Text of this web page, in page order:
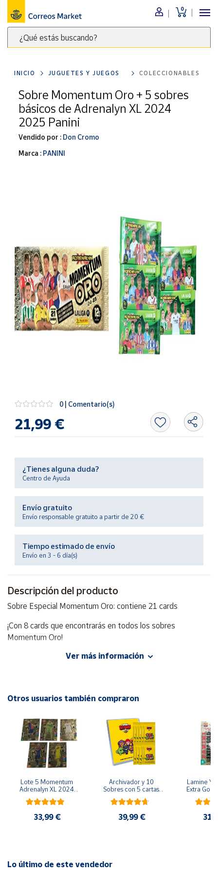
0
¿Qué estás buscando?
clave
para
buscar
productos
Correos
Menú
Nuestro
catálogo
Alimentación
Bebidas
Ocio y cultura
Juguetes y
juegos
Libros y
Papelería
Para Canarias,
Ceuta y Melilla
Más
populares
novedades
de Correos
Market
Ayuda
Centro
de ayuda
Contacto
Mapa de
vendedores
vendedor
Área
Ubicación
Baleares
Canarias,
INICIO JUGUETES Y JUEGOS COLECCIONABLES
Sobre Momentum Oro + 5 sobres
básicos de Adrenalyn XL 2024
2025 Panini
Vendido por : Don Cromo
Marca : PANINI
0 | Comentario(s)
21,99 €
¿Tienes alguna duda?
Centro de Ayuda
Envío gratuito
Envío responsable gratuito a partir de 20 €
Tiempo estimado de envío
Envío en 3 - 6 día(s)
Descripción del producto
Sobre Especial Momentum Oro: contiene 21 cards
¡Con 8 cards que encontrarás en todos los sobres
Momentum Oro!
Ver más información
Otros usuarios también compraron
Lote 5 Momentum
Adrenalyn XL 2024
2025 Panini
33,99 €
Archivador y 10
Sobres con 5 cartas
por sobre Brawl Stars
39,99 €
Lamine
Extra Gold
XL 2024
Lo último de este vendedor